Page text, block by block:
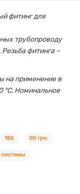
фитинг для
трубопроводу
фитинга –
на применение в
°С. Номинальное
182 00 грн.
системы